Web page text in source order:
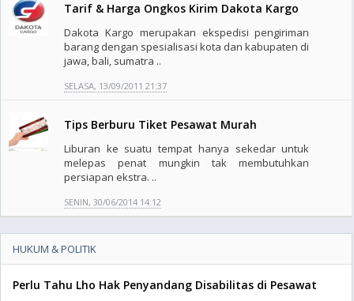
Tarif & Harga Ongkos Kirim Dakota Kargo
Dakota Kargo merupakan ekspedisi pengiriman
barang dengan spesialisasi kota dan kabupaten di
jawa, bali, sumatra ..
SELASA, 13/09/2011 21:37
Tips Berburu Tiket Pesawat Murah
Liburan ke suatu tempat hanya sekedar untuk
melepas penat mungkin tak membutuhkan
persiapan ekstra. ..
SENIN, 30/06/2014 14:12
HUKUM & POLITIK
Perlu Tahu Lho Hak Penyandang Disabilitas di Pesawat